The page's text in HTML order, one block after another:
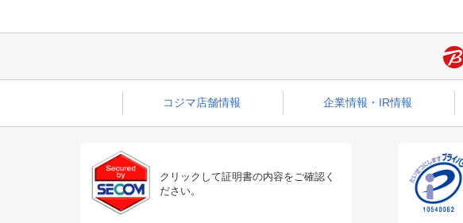
コジマ店舗情報 企業情報・IR情報
クリックして証明書の内容をご確認く
ださい。